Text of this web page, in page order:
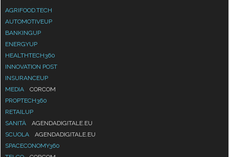
AGRIFOOD.TECH
AUTOMOTIVEUP
BANKINGUP
ENERGYUP
HEALTHTECH360
INNOVATION POST
INSURANCEUP
MEDIA
CORCOM
PROPTECH360
RETAILUP
SANITÀ
AGENDADIGITALE.EU
SCUOLA
AGENDADIGITALE.EU
SPACECONOMY360